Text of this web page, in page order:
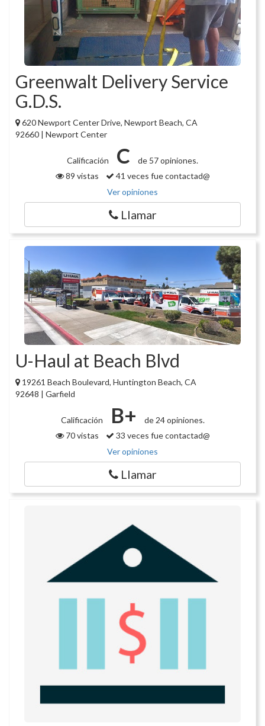
Greenwalt Delivery Service
G.D.S.
620 Newport Center Drive, Newport Beach, CA
92660 | Newport Center
Calificación C
de 57 opiniones.
89 vistas
41 veces fue contactad@
Ver opiniones
Llamar
U-Haul at Beach Blvd
19261 Beach Boulevard, Huntington Beach, CA
92648 | Garfield
Calificación B+
de 24 opiniones.
70 vistas
33 veces fue contactad@
Ver opiniones
Llamar